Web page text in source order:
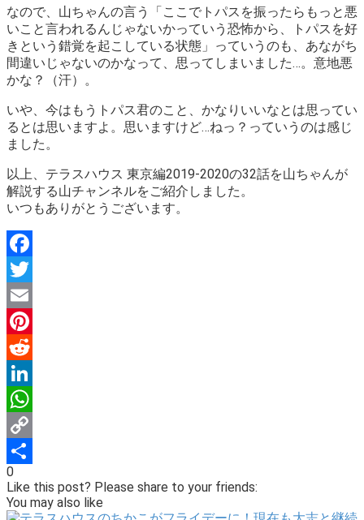
なので、山ちゃんの言う
「ここでトパスを振ったらもっと悪
いこと言われるんじゃないかっていう恐怖から、トパスを好
きという錯覚を起こしている状態」 っていうのも、あながち
間違いじゃないのかなって、思ってしまいました…。意地悪
かな？（汗）。
いや、今はもうトパス君のこと、かなりいいなとは思ってい
るとは思いますよ。思いますけど…ねっ？っていうのは感じ
ました。
以上、テラスハウス 東京編2019-2020の32話を山ちゃんが
解説する山チャンネルをご紹介しました。
いつもありがとうございます。
Facebook
Twitter
Email
Pinterest
Reddit
LinkedIn
WhatsApp
Copy
Link
Share
0
Like this post? Please share to your friends:
You may also like